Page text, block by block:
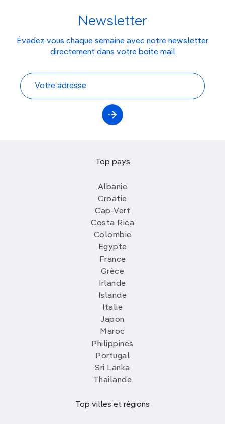
Newsletter
Évadez-vous chaque semaine avec notre newsletter
directement dans votre boite mail
Top pays
Albanie
Croatie
Cap-Vert
Costa Rica
Colombie
Egypte
France
Grèce
Irlande
Islande
Italie
Japon
Maroc
Philippines
Portugal
Sri Lanka
Thailande
Top villes et régions